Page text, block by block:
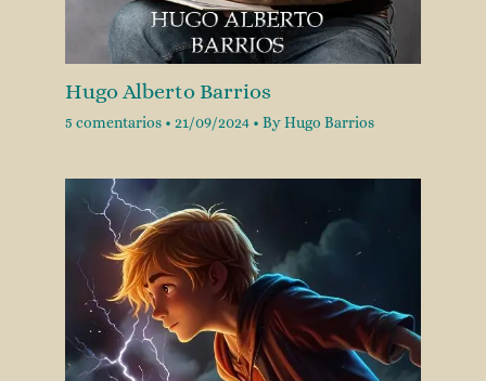
Hugo Alberto Barrios
5 comentarios • 21/09/2024 • ByHugo Barrios